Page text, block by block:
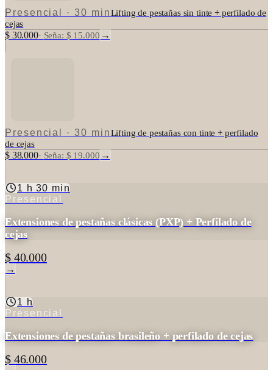
Presencial · 30 minLifting de pestañas sin tinte + perfilado de
cejas
$ 30.000· Seña: $ 15.000 →
Presencial · 30 minLifting de pestañas con tinte + perfilado
de cejas
$ 38.000· Seña: $ 19.000 →
1 h 30 min
Presencial
Extensiones de pestañas clásicas (PXP) + Perfilado de
cejas
$ 40.000
→
1 h
Presencial
Extensiones de pestañas brasileño + perfilado de cejas
$ 46.000